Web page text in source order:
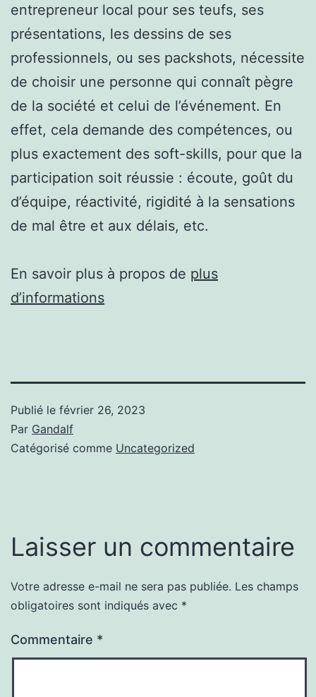
entrepreneur local pour ses teufs, ses
présentations, les dessins de ses
professionnels, ou ses packshots, nécessite
de choisir une personne qui connaît pègre
de la société et celui de l’événement. En
effet, cela demande des compétences, ou
plus exactement des soft-skills, pour que la
participation soit réussie : écoute, goût du
d’équipe, réactivité, rigidité à la sensations
de mal être et aux délais, etc.
En savoir plus à propos de plus
d’informations
Publié le février 26, 2023
Par Gandalf
Catégorisé comme Uncategorized
Laisser un commentaire
Votre adresse e-mail ne sera pas publiée. Les champs
obligatoires sont indiqués avec *
Commentaire *